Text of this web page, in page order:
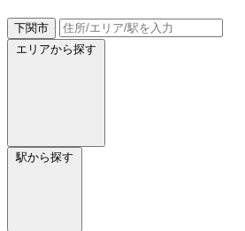
下関市
エリアから探す
駅から探す